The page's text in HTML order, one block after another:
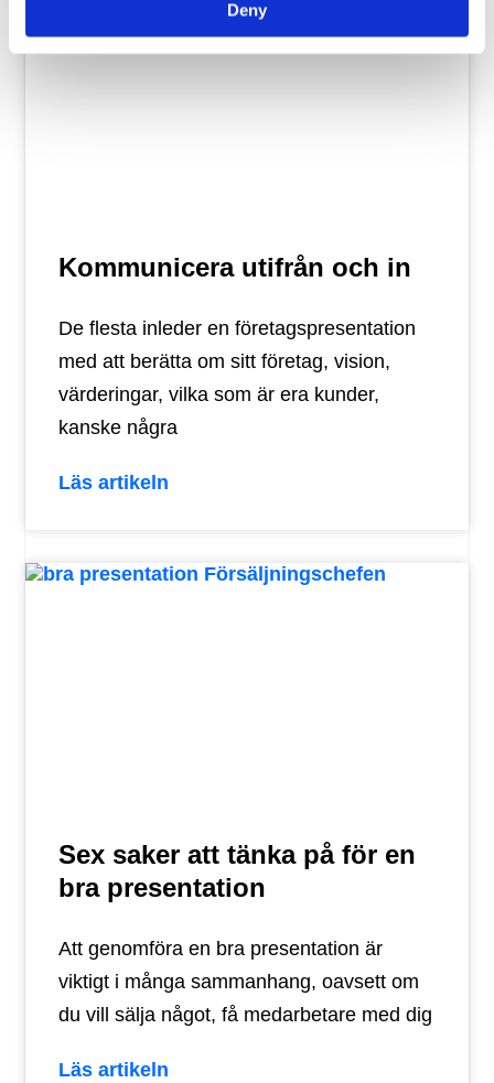
Deny
Kommunicera utifrån och in
De flesta inleder en företagspresentation
med att berätta om sitt företag, vision,
värderingar, vilka som är era kunder,
kanske några
Läs artikeln
Sex saker att tänka på för en
bra presentation
Att genomföra en bra presentation är
viktigt i många sammanhang, oavsett om
du vill sälja något, få medarbetare med dig
Läs artikeln